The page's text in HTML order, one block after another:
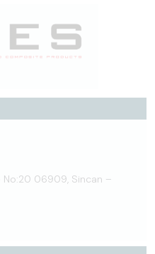
No:20 06909, Sincan –